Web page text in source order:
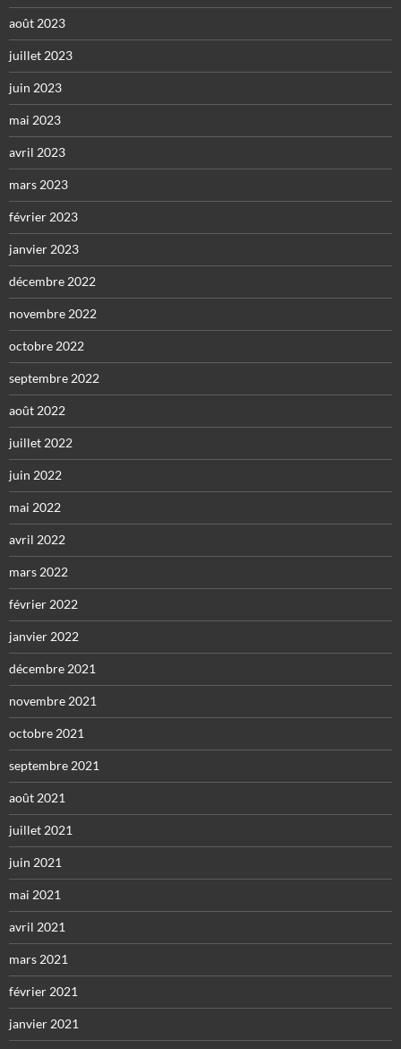
août 2023
juillet 2023
juin 2023
mai 2023
avril 2023
mars 2023
février 2023
janvier 2023
décembre 2022
novembre 2022
octobre 2022
septembre 2022
août 2022
juillet 2022
juin 2022
mai 2022
avril 2022
mars 2022
février 2022
janvier 2022
décembre 2021
novembre 2021
octobre 2021
septembre 2021
août 2021
juillet 2021
juin 2021
mai 2021
avril 2021
mars 2021
février 2021
janvier 2021